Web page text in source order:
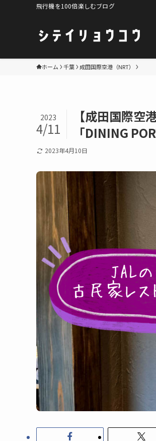
飛行機を100倍楽しむブログ
ホーム 千葉 成田国際空港（NRT）
【成田国際
「DINING
2023
4/11
2023年4月10日